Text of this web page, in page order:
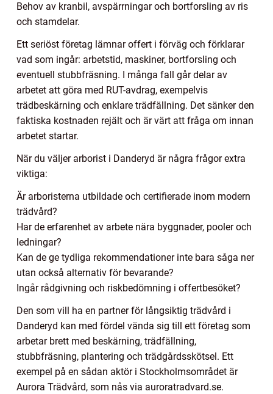
Behov av kranbil, avspärrningar och bortforsling av ris
och stamdelar.
Ett seriöst företag lämnar offert i förväg och förklarar
vad som ingår: arbetstid, maskiner, bortforsling och
eventuell stubbfräsning. I många fall går delar av
arbetet att göra med RUT-avdrag, exempelvis
trädbeskärning och enklare trädfällning. Det sänker den
faktiska kostnaden rejält och är värt att fråga om innan
arbetet startar.
När du väljer arborist i Danderyd är några frågor extra
viktiga:
Är arboristerna utbildade och certifierade inom modern
trädvård?
Har de erfarenhet av arbete nära byggnader, pooler och
ledningar?
Kan de ge tydliga rekommendationer inte bara såga ner
utan också alternativ för bevarande?
Ingår rådgivning och riskbedömning i offertbesöket?
Den som vill ha en partner för långsiktig trädvård i
Danderyd kan med fördel vända sig till ett företag som
arbetar brett med beskärning, trädfällning,
stubbfräsning, plantering och trädgårdsskötsel. Ett
exempel på en sådan aktör i Stockholmsområdet är
Aurora Trädvård, som nås via auroratradvard.se.